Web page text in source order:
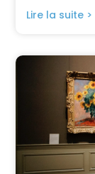
Lire la suite >